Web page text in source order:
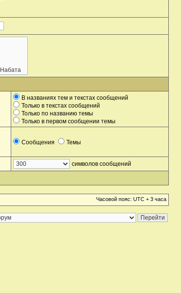
В названиях тем и текстах сообщений
Только в текстах сообщений
Только по названию темы
Только в первом сообщении темы
Сообщения Темы
символов сообщений
Часовой пояс: UTC + 3 часа